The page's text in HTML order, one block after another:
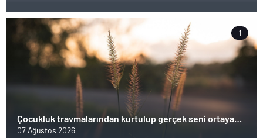
1
Çocukluk travmalarından kurtulup gerçek seni ortaya
çıkar!
07 Ağustos 2026